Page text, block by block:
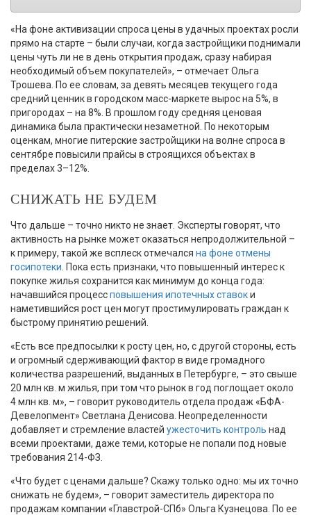
«На фоне активизации спроса цены в удачных проектах росли
прямо на старте – были случаи, когда застройщики поднимали
цены чуть ли не в день открытия продаж, сразу набирая
необходимый объем покупателей», – отмечает Ольга
Трошева. По ее словам, за девять месяцев текущего года
средний ценник в городском масс-маркете вырос на 5%, в
пригородах – на 8%. В прошлом году средняя ценовая
динамика была практически незаметной. По некоторым
оценкам, многие питерские застройщики на волне спроса в
сентябре повысили прайсы в строящихся объектах в
пределах 3–12%.
СНИЖАТЬ НЕ БУДЕМ
Что дальше – точно никто не знает. Эксперты говорят, что
активность на рынке может оказаться непродолжительной –
к примеру, такой же всплеск отмечался на фоне отмены
госипотеки . Пока есть признаки, что повышенный интерес к
покупке жилья сохранится как минимум до конца года:
начавшийся процессповышения ипотечных ставоки
наметившийся рост цен могут простимулировать граждан к
быстрому принятию решений.
«Есть все предпосылки к росту цен, но, с другой стороны, есть
и огромный сдерживающий фактор в виде громадного
количества разрешений, выданных в Петербурге, – это свыше
20 млн кв. м жилья, при том что рынок в год поглощает около
4 млн кв. м», – говорит руководитель отдела продаж «БФА-
Девелопмент» Светлана Денисова. Неопределенности
добавляет и стремление властей ужесточить контроль над
всеми проектами, даже теми, которые не попали под новые
требования 214-ФЗ.
«Что будет с ценами дальше? Скажу только одно: мы их точно
снижать не будем», – говорит заместитель директора по
продажам компании «Главстрой-СПб» Ольга Кузнецова. По ее